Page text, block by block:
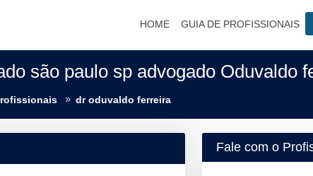
HOME GUIA DE PROFISSIONAIS
são paulo sp advogado Oduvaldo
dr oduvaldo ferreira
Fale com o